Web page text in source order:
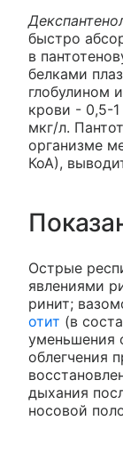
быстро
в
белками
глобулином
крови - 0,5-
мкг/л.
организме
КоА),
Острые
явлениями
ринит;
отит (в
уменьшения
облегчения
дыхания
носовой